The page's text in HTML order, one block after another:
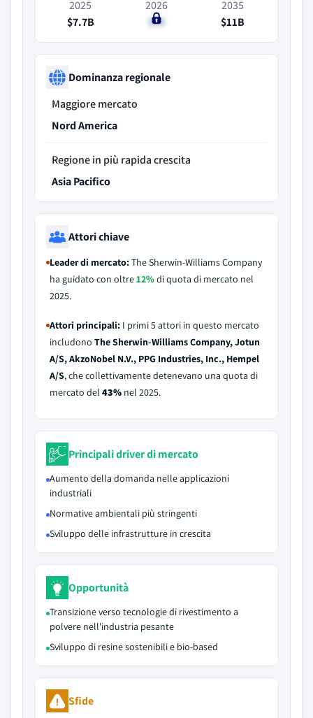
2025
$7.7B
2026
$8B
2035
$11B
Dominanza regionale
Maggiore mercato
Nord America
Regione in più rapida crescita
Asia Pacifico
Attori chiave
Leader di mercato:The Sherwin-Williams Company
ha guidato con oltre12%di quota di mercato nel
2025.
Attori principali: I primi 5 attori in questo mercato
includono The Sherwin-Williams Company, Jotun
A/S, AkzoNobel N.V., PPG Industries, Inc., Hempel
A/S, che collettivamente detenevano una quota di
mercato del 43% nel 2025.
Principali driver di mercato
Aumento della domanda nelle applicazioni
industriali
Normative ambientali più stringenti
Sviluppo delle infrastrutture in crescita
Opportunità
Transizione verso tecnologie di rivestimento a
polvere nell'industria pesante
Sviluppo di resine sostenibili e bio-based
Sfide